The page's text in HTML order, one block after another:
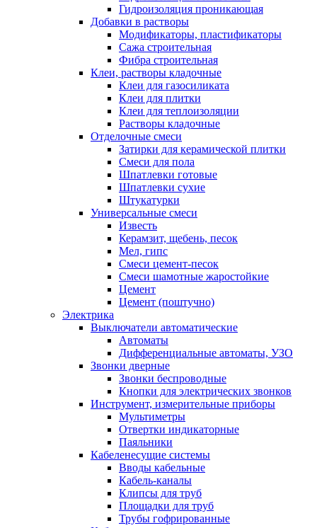
Гидроизоляция проникающая
Добавки в растворы
Модификаторы, пластификаторы
Сажа строительная
Фибра строительная
Клеи, растворы кладочные
Клеи для газосиликата
Клеи для плитки
Клеи для теплоизоляции
Растворы кладочные
Отделочные смеси
Затирки для керамической плитки
Смеси для пола
Шпатлевки готовые
Шпатлевки сухие
Штукатурки
Универсальные смеси
Известь
Керамзит, щебень, песок
Мел, гипс
Смеси цемент-песок
Смеси шамотные жаростойкие
Цемент
Цемент (поштучно)
Электрика
Выключатели автоматические
Автоматы
Дифференциальные автоматы, УЗО
Звонки дверные
Звонки беспроводные
Кнопки для электрических звонков
Инструмент, измерительные приборы
Мультиметры
Отвертки индикаторные
Паяльники
Кабеленесущие системы
Вводы кабельные
Кабель-каналы
Клипсы для труб
Площадки для труб
Трубы гофрированные